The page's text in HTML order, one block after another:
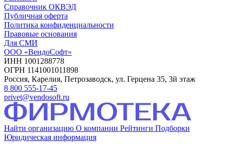
Справочник ОКВЭД
Публичная оферта
Политика конфиденциальности
Правовые основания
Для СМИ
ООО «ВендоСофт»
ИНН 1001288778
ОГРН 1141001011898
Россия, Карелия, Петрозаводск, ул. Герцена 35, 3й этаж
8 800 555-17-45
privet@vendosoft.ru
Найти организацию О компании Рейтинги Подборки
Юридическая информация